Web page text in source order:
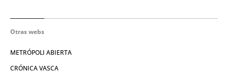
Otras webs
METRÓPOLI ABIERTA
CRÓNICA VASCA